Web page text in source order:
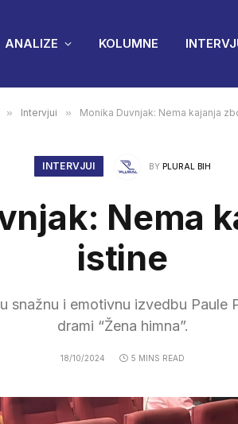
ANALIZE KOLUMNE
» Intervjui » Monika Duvnjak: Nema kajanja
INTERVJUI BY PLURAL BIH
Nema
istine
snažnu i emotivnu izvedbu Paule
drami “Žena himna”.
18/10/2024 5 MINS READ